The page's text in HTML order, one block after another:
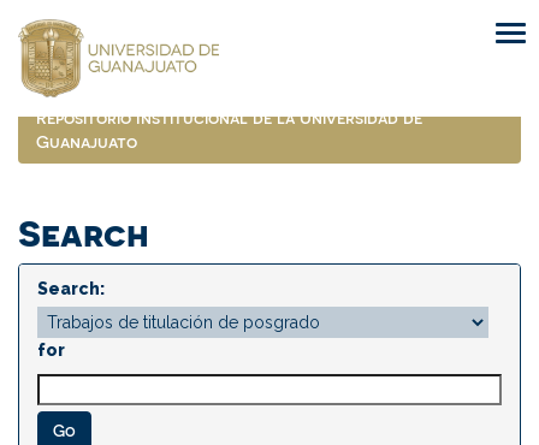
navigation
Repositorio Institucional de la Universidad de
Guanajuato
Search
Search:
for